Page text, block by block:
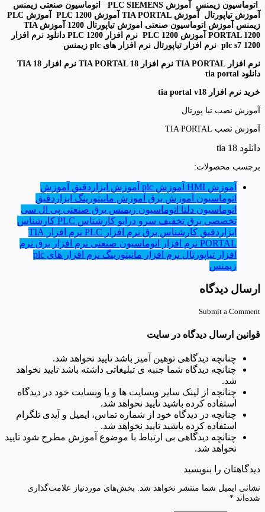
اتوماسیون زیمنس آموزش PLC SIEMENS اتوماسیون صنعتی زیمنس
آموزش تیاپورتال آموزش TIA PORTAL آموزش PLC 1200 آموزش PLC
زیمنس آموزش اتوماسیون صنعتی اموزش تیاپورتال 1200 آموزش TIA
PORTAL 1200 آموزش PLC 1200 نرم افزار PLC 1200 دانلود نرم افزار
plc s7 1200 نرم افزار تیاپورتال نرم افزار های plc زیمنس
نرم افزار TIA PORTAL نرم افزار TIA PORTAL 18 نرم افزار TIA 18
دانلود tia portal
خرید نرم افزار tia portal v18
آموزش نصب تیا پورتال
آموزش نصب TIA PORTAL
دانلود tia 18
برچسب محصولات:
آموزش HMI آموزش plc آموزش ابزاردقیق آموزش
اتوماسیون آموزش برق آموزش مانیتورینگ ابزاردقیق
اتوماسیون دلتا اتوماسیون زیمنس برق صنعتی پی ال سی
تخصصی برق تخفیف سرو درایو کارشناس PLC
کارشناس
ابزاردقیق کارشناس برق نرم افزار PLC
نرم افزار TIA
PORTAL نرم افزار اتوماسیون صنعتی نرم افزار برق نرم
افزار تیاپورتال نرم افزار مانیتورینگ
نرم افزار های plc
زیمنس
ارسال دیدگاه
Submit a Comment
قوانین ارسال دیدگاه در سایت
چنانچه دیدگاهی توهین آمیز باشد تایید نخواهد شد.
چنانچه دیدگاه شما جنبه ی تبلیغاتی داشته باشد تایید نخواهد
شد.
چنانچه از لینک سایر وبسایت ها و یا وبسایت خود در دیدگاه
استفاده کرده باشید تایید نخواهد شد.
چنانچه در دیدگاه خود از شماره تماس، ایمیل و آیدی تلگرام
استفاده کرده باشید تایید نخواهد شد.
چنانچه دیدگاهی بی ارتباط با موضوع آموزش مطرح شود تایید
نخواهد شد.
دیدگاهتان را بنویسید
نشانی ایمیل شما منتشر نخواهد شد. بخش‌های موردنیاز علامت‌گذاری
شده‌اند *